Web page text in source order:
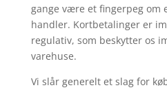
gange være et fingerpeg om
handler. Kortbetalinger er
regulativ, som beskytter os
varehuse.
Vi slår generelt et slag for